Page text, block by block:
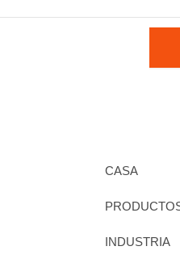
CASA
INDUSTRIA